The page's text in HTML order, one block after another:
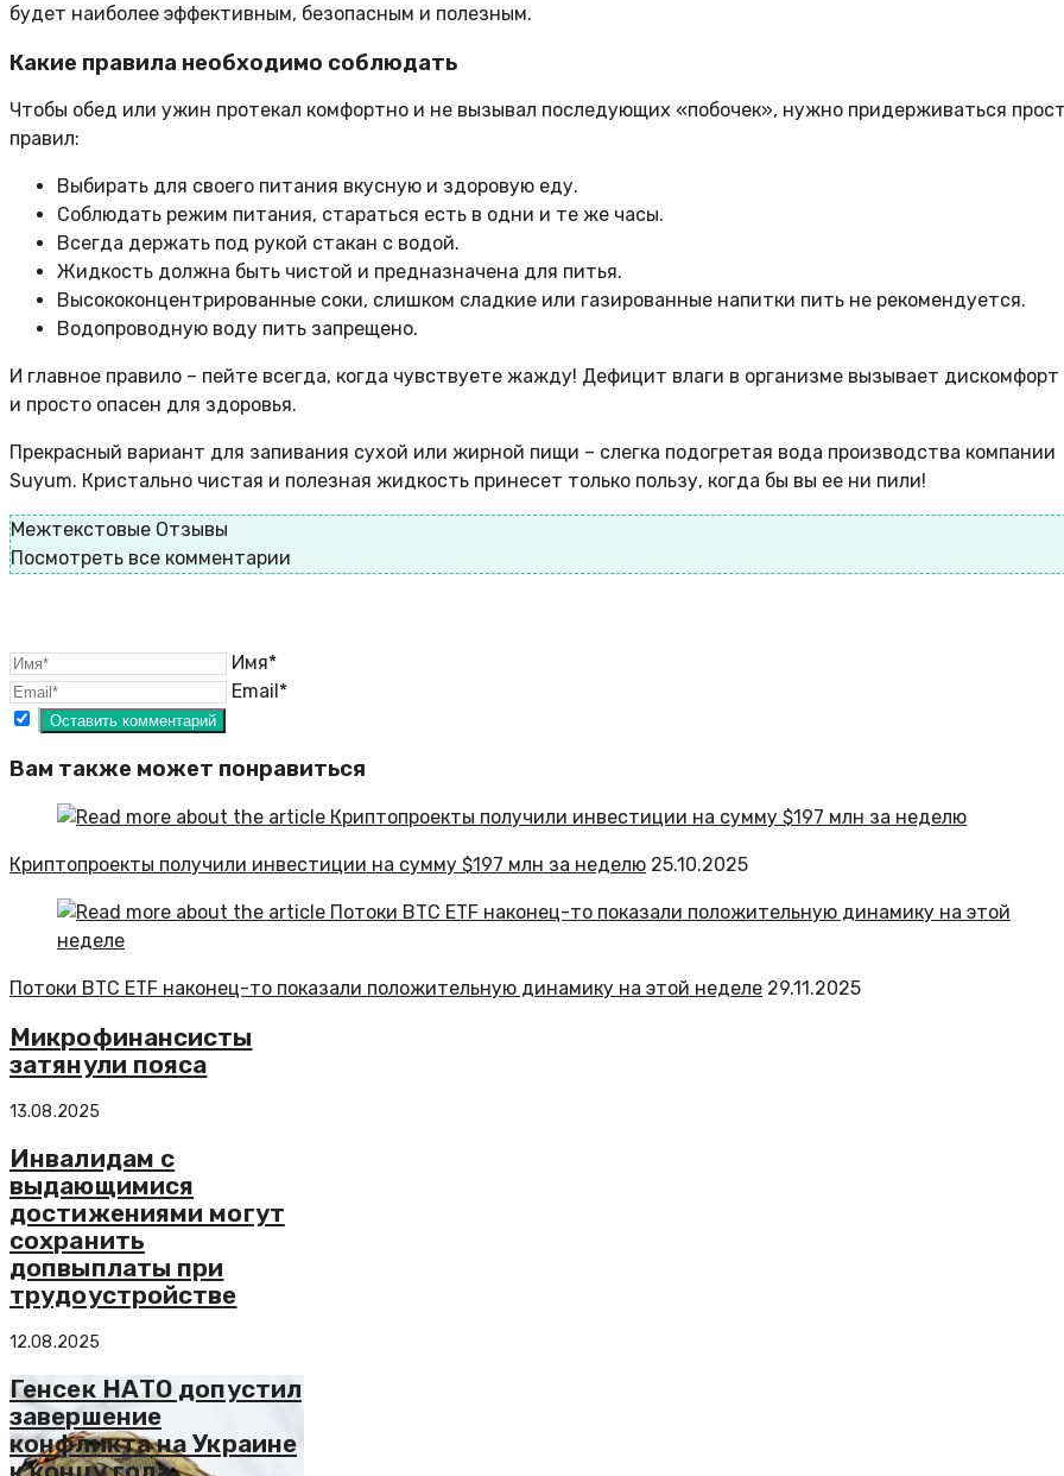
будет наиболее эффективным, безопасным и полезным.
Какие правила необходимо соблюдать
Чтобы обед или ужин протекал комфортно и не вызывал последующих «побочек», нужно придерживаться
правил:
Выбирать для своего питания вкусную и здоровую еду.
Соблюдать режим питания, стараться есть в одни и те же часы.
Всегда держать под рукой стакан с водой.
Жидкость должна быть чистой и предназначена для питья.
Высококонцентрированные соки, слишком сладкие или газированные напитки пить не рекомендуется.
Водопроводную воду пить запрещено.
И главное правило – пейте всегда, когда чувствуете жажду! Дефицит влаги в организме вызывает
и просто опасен для здоровья.
Прекрасный вариант для запивания сухой или жирной пищи – слегка подогретая вода производства компании
Suyum. Кристально чистая и полезная жидкость принесет только пользу, когда бы вы ее ни пили!
Межтекстовые Отзывы
Посмотреть все комментарии
Имя*
Email*
Вам также может понравиться
Криптопроекты получили инвестиции на сумму $197 млн за неделю 25.10.2025
Потоки BTC ETF наконец-то показали положительную динамику на этой неделе 29.11.2025
Микрофинансисты
затянули пояса
13.08.2025
Инвалидам с
выдающимися
достижениями могут
сохранить
допвыплаты при
трудоустройстве
12.08.2025
Генсек НАТО допустил
завершение
конфликта на Украине